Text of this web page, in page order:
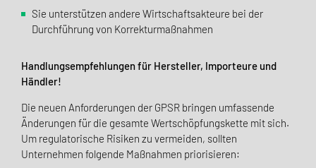
Sie unterstützen andere Wirtschaftsakteure bei der
Durchführung von Korrekturmaßnahmen
Handlungsempfehlungen für Hersteller, Importeure und
Händler!
Die neuen Anforderungen der GPSR bringen umfassende
Änderungen für die gesamte Wertschöpfungskette mit sich.
Um regulatorische Risiken zu vermeiden, sollten
Unternehmen folgende Maßnahmen priorisieren: